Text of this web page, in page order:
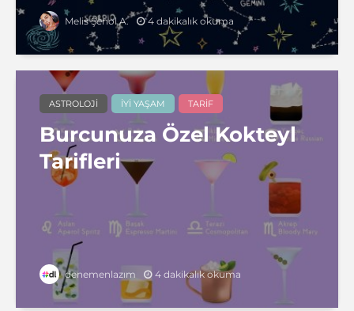
Melis Şenol A. 4 dakikalık okuma
ASTROLOJI İYI YAŞAM TARIF
Burcunuza Özel Kokteyl
Tarifleri
denemenlazım 4 dakikalık okuma